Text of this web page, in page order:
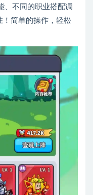
、不同的职业搭配调
！简单的操作，轻松